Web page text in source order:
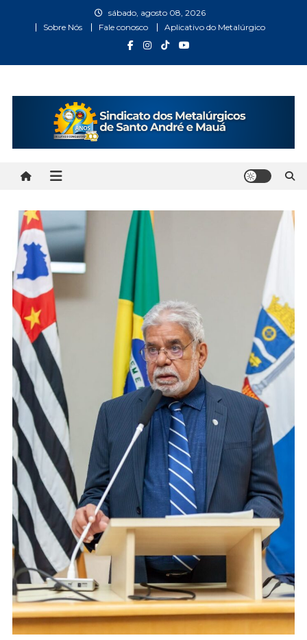
sábado, agosto 08, 2026
Sobre Nós
Fale conosco Aplicativo do Metalúrgico
Metalúrgicos Santo André
e Mauá